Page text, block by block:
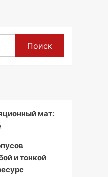
Поиск
мат:
и тонкой